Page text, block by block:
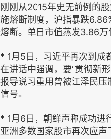
刚刚从2015年史无前例的
施熔断制度，沪指暴跌
熔断。单日市值蒸发3.86万
* 1月5日，习近平再次到成
在讲话中强调，要“贯彻新
报导说习重用曾被江泽民
信号。
* 1月6日，朝鲜声称成功进
亚洲多数国家股市再次应声